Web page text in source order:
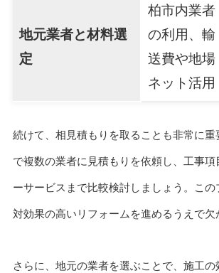
地元業者と材料選
定
柏市内業者
の利用、輸
送費や地場
ネット活用
続けて、相見積もりを取ることも非常に
で複数の業者に見積もりを依頼し、工事項
ーサービスまで比較検討しましょう。この
対効果の高いリフォームを進めるうえで欠
さらに、地元の業者を選ぶことで、施工